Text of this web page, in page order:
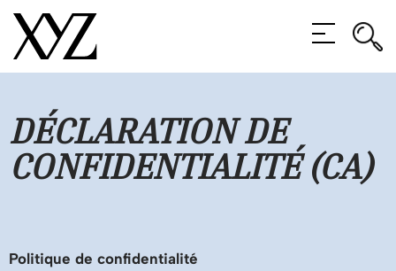
MENU
DÉCLARATION DE
CONFIDENTIALITÉ (CA)
Politique de confidentialité